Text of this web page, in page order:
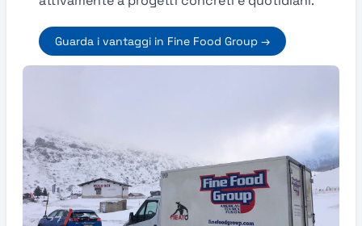
Guarda i vantaggi in Fine Food Group →